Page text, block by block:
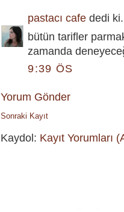
pastacı cafe dedi
bütün tarifler
zamanda
9:39 ÖS
Yorum Gönder
Sonraki Kayıt
Kaydol: Kayıt Yorumları